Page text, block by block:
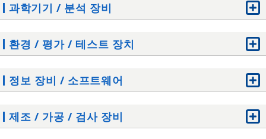
과학기기 / 분석 장비
수분 측정 장비
밀도 / 비중 측정 장비
비표면적 / 기공 분포 측정 장비
입자경 / 입자 크기 분포 측정 장비
경도계
표면 장력계 / 접촉각 측정기
환경 / 평가 / 테스트 장치
온도 / 습도 챔버
재료 시험 장치
드롭 테스트 장치
결합 시험 장치
정보 장비 / 소프트웨어
PC 및 관련 제품
네트워크 관련 제품
제조 / 가공 / 검사 장비